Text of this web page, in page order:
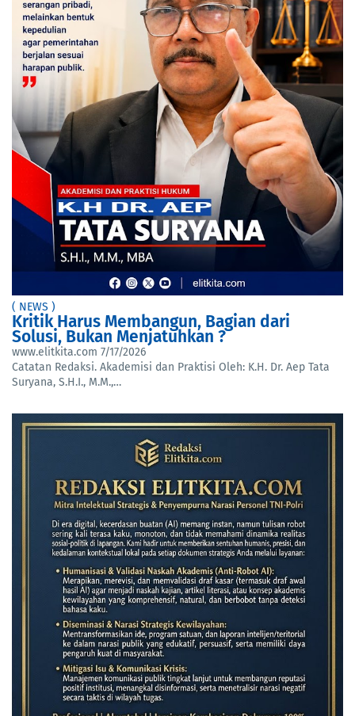
( NEWS )
Kritik Harus Membangun, Bagian dari
Solusi, Bukan Menjatuhkan ?
www.elitkita.com 7/17/2026
Catatan Redaksi. Akademisi dan Praktisi Oleh: K.H. Dr. Aep Tata
Suryana, S.H.I., M.M.,…